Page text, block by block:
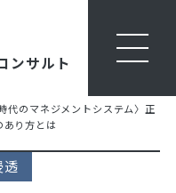
ンサルト
代のマネジメントシステム〉正
り方とは
透